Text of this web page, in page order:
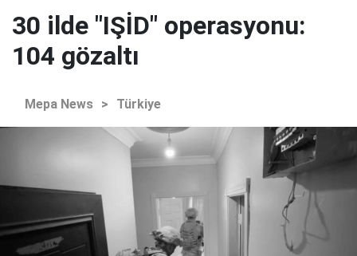
30 ilde "IŞİD" operasyonu:
104 gözaltı
Mepa News > Türkiye